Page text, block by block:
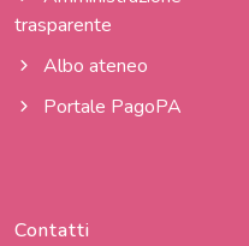
trasparente
Albo ateneo
Portale PagoPA
Contatti